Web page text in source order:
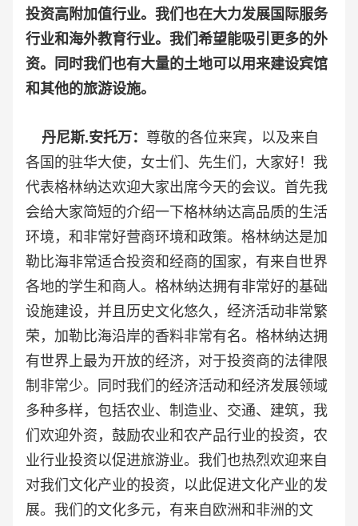
投资高附加值行业。我们也在大力发展国际服务
行业和海外教育行业。我们希望能吸引更多的外
资。同时我们也有大量的土地可以用来建设宾馆
和其他的旅游设施。
丹尼斯.安托万： 尊敬的各位来宾，以及来自
各国的驻华大使，女士们、先生们，大家好！我
代表格林纳达欢迎大家出席今天的会议。首先我
会给大家简短的介绍一下格林纳达高品质的生活
环境，和非常好营商环境和政策。格林纳达是加
勒比海非常适合投资和经商的国家，有来自世界
各地的学生和商人。格林纳达拥有非常好的基础
设施建设，并且历史文化悠久，经济活动非常繁
荣，加勒比海沿岸的香料非常有名。格林纳达拥
有世界上最为开放的经济，对于投资商的法律限
制非常少。同时我们的经济活动和经济发展领域
多种多样，包括农业、制造业、交通、建筑，我
们欢迎外资，鼓励农业和农产品行业的投资，农
业行业投资以促进旅游业。我们也热烈欢迎来自
对我们文化产业的投资，以此促进文化产业的发
展。我们的文化多元，有来自欧洲和非洲的文